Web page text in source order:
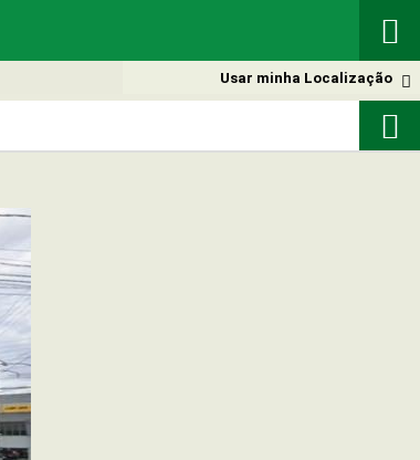


Usar minha Localização
